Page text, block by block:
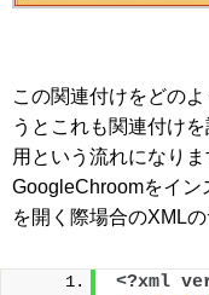
この関連付けをどの
うとこれも関連付け
用という流れになり
GoogleChroomをイ
を開く際場合のXML
<?xml